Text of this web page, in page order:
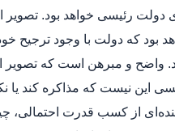
دولت رئیسی خواهد بود. تصویر
بود که دولت با وجود ترجیح
و مبرهن است که تصویر
نیست که مذاکره کند یا
از کسب قدرت احتمالی،